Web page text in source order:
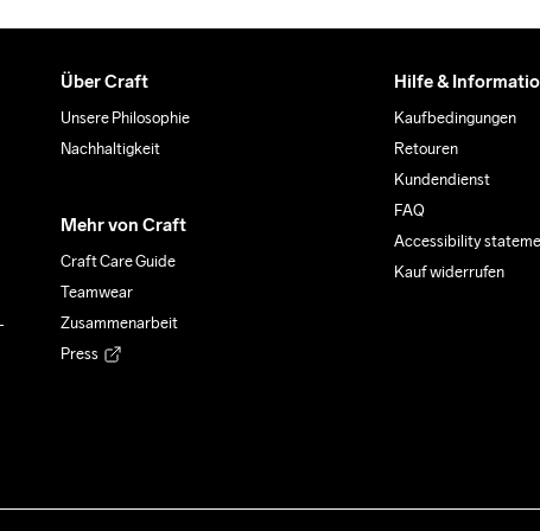
Über Craft
Unsere Philosophie
Nachhaltigkeit
Mehr von Craft
Craft Care Guide
Teamwear
Zusammenarbeit
Press
Hilfe &
Kaufbedingungen
Retouren
Kundendienst
FAQ
Accessibility
Kauf widerrufen